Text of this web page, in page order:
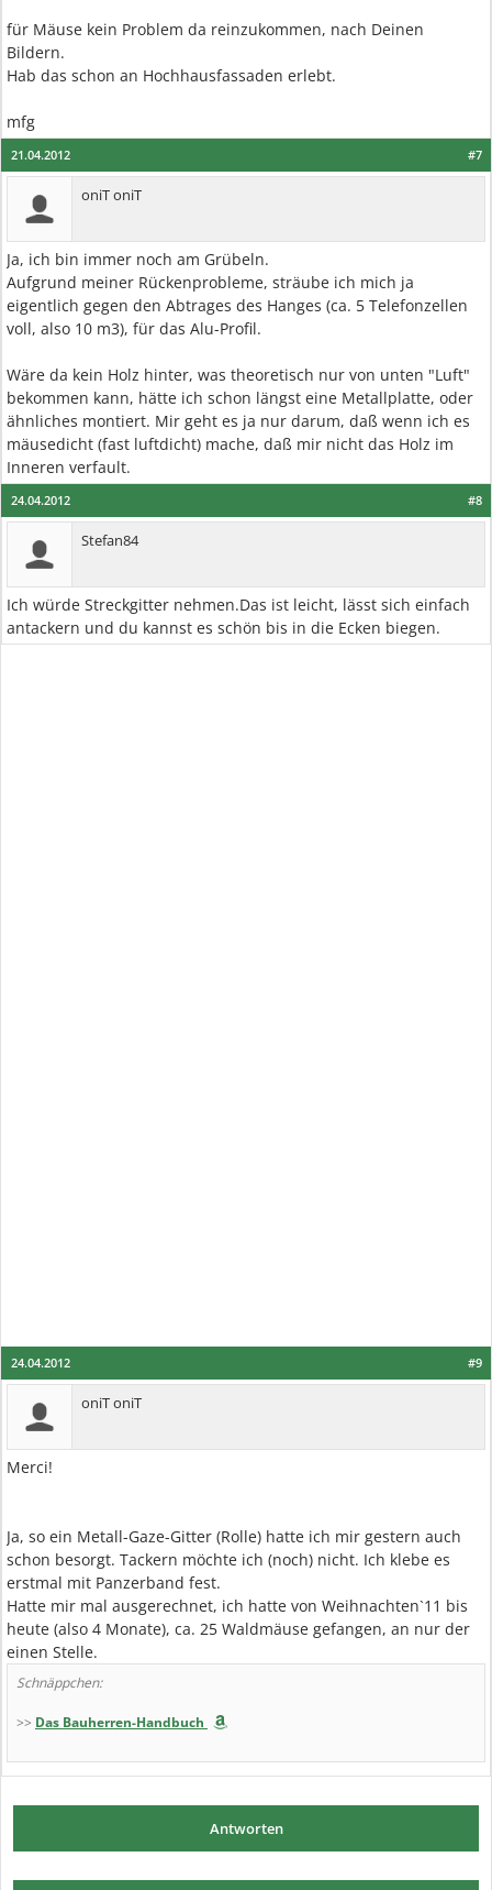
für Mäuse kein Problem da reinzukommen, nach Deinen
Bildern.
Hab das schon an Hochhausfassaden erlebt.
mfg
#7
21.04.2012
oniT oniT
Ja, ich bin immer noch am Grübeln.
Aufgrund meiner Rückenprobleme, sträube ich mich ja
eigentlich gegen den Abtrages des Hanges (ca. 5 Telefonzellen
voll, also 10 m3), für das Alu-Profil.
Wäre da kein Holz hinter, was theoretisch nur von unten "Luft"
bekommen kann, hätte ich schon längst eine Metallplatte, oder
ähnliches montiert. Mir geht es ja nur darum, daß wenn ich es
mäusedicht (fast luftdicht) mache, daß mir nicht das Holz im
Inneren verfault.
#8
24.04.2012
Stefan84
Ich würde Streckgitter nehmen.Das ist leicht, lässt sich einfach
antackern und du kannst es schön bis in die Ecken biegen.
#9
24.04.2012
oniT oniT
Merci!
Ja, so ein Metall-Gaze-Gitter (Rolle) hatte ich mir gestern auch
schon besorgt. Tackern möchte ich (noch) nicht. Ich klebe es
erstmal mit Panzerband fest.
Hatte mir mal ausgerechnet, ich hatte von Weihnachten`11 bis
heute (also 4 Monate), ca. 25 Waldmäuse gefangen, an nur der
einen Stelle.
Schnäppchen:
>> Das Bauherren-Handbuch
Antworten